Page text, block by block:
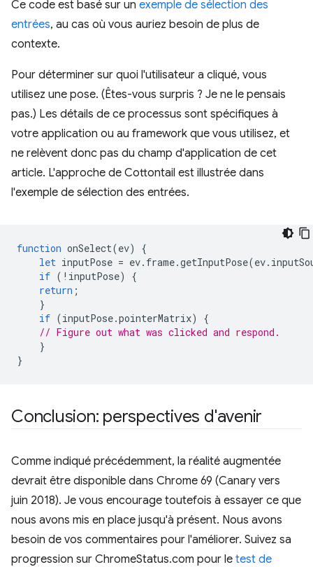
Ce code est basé sur un exemple de sélection des
entrées, au cas où vous auriez besoin de plus de
contexte.
Pour déterminer sur quoi l'utilisateur a cliqué, vous
utilisez une pose. (Êtes-vous surpris ? Je ne le pensais
pas.) Les détails de ce processus sont spécifiques à
votre application ou au framework que vous utilisez, et
ne relèvent donc pas du champ d'application de cet
article. L'approche de Cottontail est illustrée dans
l'exemple de sélection des entrées.
function onSelect(ev)
{
let inputPose = ev. frame.getInputPose(ev.
if ( ! inputPose)
{
return ;
}
if (inputPose.pointerMatrix)
{
// Figure out what was clicked and respond.
}
}
Conclusion: perspectives d'avenir
Comme indiqué précédemment, la réalité augmentée
devrait être disponible dans Chrome 69 (Canary vers
juin 2018). Je vous encourage toutefois à essayer ce que
nous avons mis en place jusqu'à présent. Nous avons
besoin de vos commentaires pour l'améliorer. Suivez sa
progression sur ChromeStatus.com pour le test de